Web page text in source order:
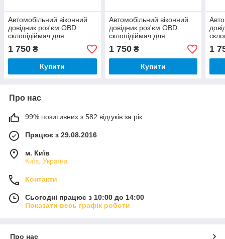
Автомобільний віконний
довідник роз'єм OBD
склопідіймач для
2010-2016
1 750 ₴
Купити
Автомобільний віконний
довідник роз'єм OBD
склопідіймач для
автомобілів Lexus ES/CT
2010-2016
1 750₴
Купити
1
Про нас
99% позитивних з 582 відгуків за рік
Працює з 29.08.2016
м. Київ
Київ, Україна
Контакти
Сьогодні працює з 10:00 до 14:00
Показати весь графік роботи
Про нас